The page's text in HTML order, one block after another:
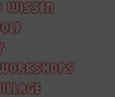
WISSEN